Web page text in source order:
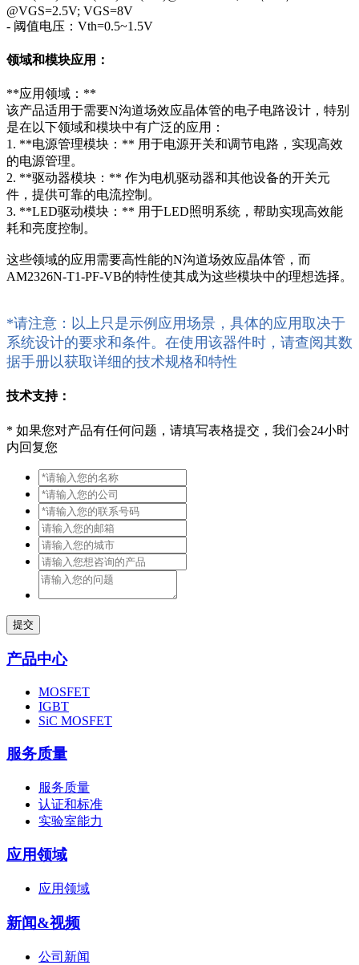
@VGS=2.5V; VGS=8V
- 阈值电压：Vth=0.5~1.5V
领域和模块应用：
**应用领域：**
该产品适用于需要N沟道场效应晶体管的电子电路设计，特别
是在以下领域和模块中有广泛的应用：
1. **电源管理模块：** 用于电源开关和调节电路，实现高效
的电源管理。
2. **驱动器模块：** 作为电机驱动器和其他设备的开关元
件，提供可靠的电流控制。
3. **LED驱动模块：** 用于LED照明系统，帮助实现高效能
耗和亮度控制。
这些领域的应用需要高性能的N沟道场效应晶体管，而
AM2326N-T1-PF-VB的特性使其成为这些模块中的理想选择。
*请注意：以上只是示例应用场景，具体的应用取决于
系统设计的要求和条件。在使用该器件时，请查阅其数
据手册以获取详细的技术规格和特性
技术支持：
* 如果您对产品有任何问题，请填写表格提交，我们会24小时
内回复您
提交
产品中心
MOSFET
IGBT
SiC MOSFET
服务质量
服务质量
认证和标准
实验室能力
应用领域
应用领域
新闻&视频
公司新闻